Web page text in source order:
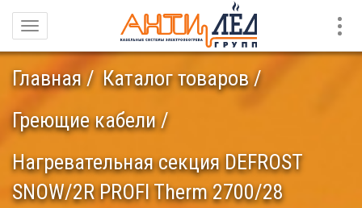
Навигация
Главная
Каталог товаров
Греющие кабели
Нагревательная секция DEFROST
SNOW/2R PROFI Therm 2700/28